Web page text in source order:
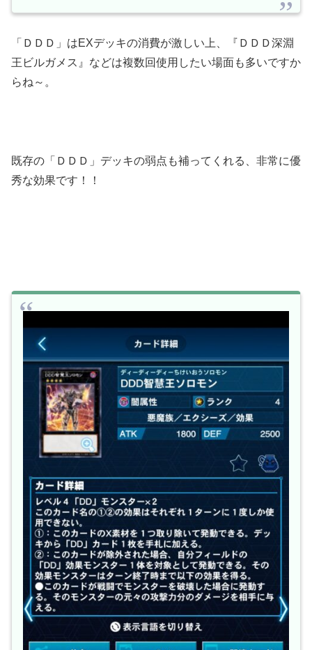
「ＤＤＤ」はEXデッキの消費が激しい上、『ＤＤＤ深淵
王ビルガメス』などは複数回使用したい場面も多いですか
らね～。
既存の「ＤＤＤ」デッキの弱点も補ってくれる、非常に優
秀な効果です！！